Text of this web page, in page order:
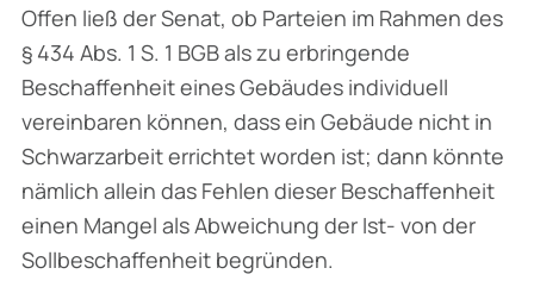
Offen ließ der Senat, ob Parteien im Rahmen des
§ 434 Abs. 1 S. 1 BGB als zu erbringende
Beschaffenheit eines Gebäudes individuell
vereinbaren können, dass ein Gebäude nicht in
Schwarzarbeit errichtet worden ist; dann könnte
nämlich allein das Fehlen dieser Beschaffenheit
einen Mangel als Abweichung der Ist- von der
Sollbeschaffenheit begründen.